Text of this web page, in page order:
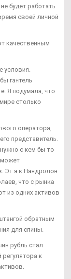
будет работать
своей личной
качественным
условия.
гантель
Я подумала, что
столько
оператора,
представитель.
с кем бы то
может
Эт я к Нандролон
что с рынка
из одних активов
обратным
для спины.
рубль стал
регулятора к